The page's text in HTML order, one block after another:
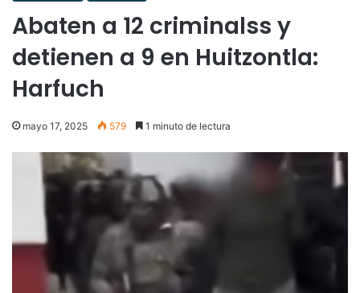
Abaten a 12 criminalss y
detienen a 9 en Huitzontla:
Harfuch
mayo 17, 2025 579 1 minuto de lectura